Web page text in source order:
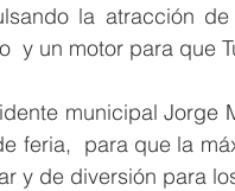
la atracción
y un motor para que
municipal Jorge
feria,  para que la
y de diversión para